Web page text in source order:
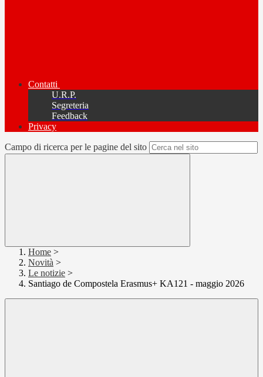
Contatti
U.R.P.
Segreteria
Feedback
Privacy
Campo di ricerca per le pagine del sito
Home >
Novità >
Le notizie >
Santiago de Compostela Erasmus+ KA121 - maggio 2026